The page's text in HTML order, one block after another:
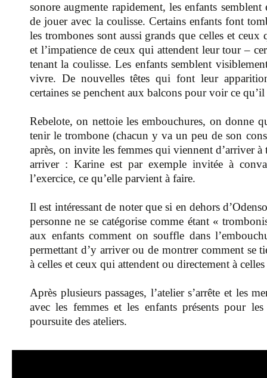
sonore augmente rapidement, les enfants
de jouer avec la coulisse. Certains enfants font
les trombones sont aussi grands que celles et
et l’impatience de ceux qui attendent leur tour –
tenant la coulisse. Les enfants semblent
vivre. De nouvelles têtes qui font leur
certaines se penchent aux balcons pour voir ce qu’il
Rebelote, on nettoie les embouchures, on donne
tenir le trombone (chacun y va un peu de son
après, on invite les femmes qui viennent d’arriver
arriver : Karine est par exemple invitée à
l’exercice, ce qu’elle parvient à faire.
Il est intéressant de noter que si en dehors
personne ne se catégorise comme étant «
aux enfants comment on souffle dans
permettant d’y arriver ou de montrer comment se
à celles et ceux qui attendent ou directement à
Après plusieurs passages, l’atelier s’arrête et les
avec les femmes et les enfants présents pour
poursuite des ateliers.